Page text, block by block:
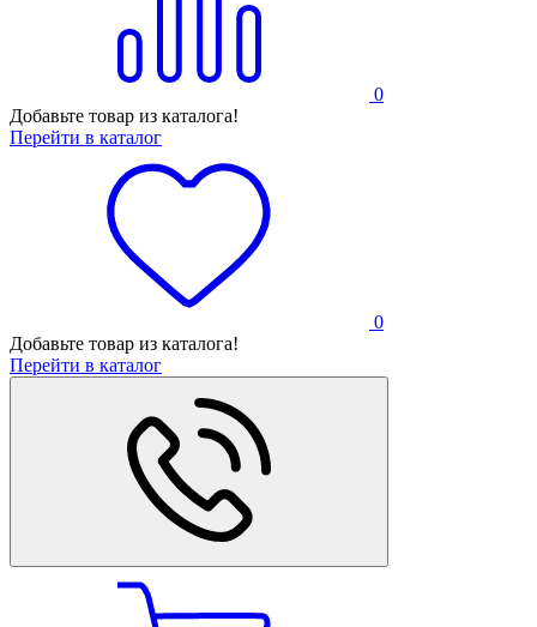
0
Добавьте товар из каталога!
Перейти в каталог
0
Добавьте товар из каталога!
Перейти в каталог